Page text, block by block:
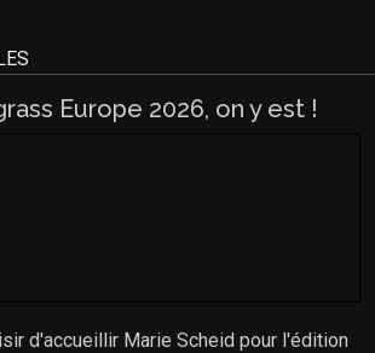
Europe 2026, on y est !
d'accueillir Marie Scheid pour l'édition